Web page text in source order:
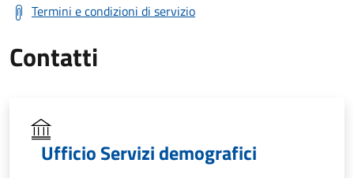
Termini e condizioni di servizio
Contatti
Ufficio Servizi demografici